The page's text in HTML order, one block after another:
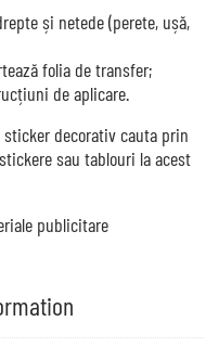
și netede (perete, ușă,
folia de transfer;
de aplicare.
decorativ cauta prin
sau tablouri la acest
publicitare